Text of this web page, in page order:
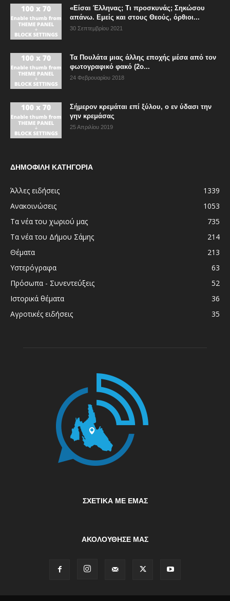
«Είσαι Έλληνας; Τι προσκυνάς; Σηκώσου
απάνω. Εμείς και στους Θεούς, όρθιοι...
30 Σεπτεμβρίου 2021
Τα Πουλάτα μιας άλλης εποχής μέσα από τον
φωτογραφικό φακό (2ο...
24 Φεβρουαρίου 2018
Σήμερον κρεμάται επί ξύλου, ο εν ύδασι την
γην κρεμάσας
25 Απριλίου 2019
ΔΗΜΟΦΙΛΗ ΚΑΤΗΓΟΡΙΑ
Άλλες ειδήσεις
1339
Ανακοινώσεις
1053
Τα νέα του χωριού μας
735
Τα νέα του Δήμου Σάμης
214
Θέματα
213
Υστερόγραφα
63
Πρόσωπα - Συνεντεύξεις
52
Ιστορικά θέματα
36
Αγροτικές ειδήσεις
35
ΣΧΕΤΙΚΆ ΜΕ ΕΜΆΣ
ΑΚΟΛΟΥΘΗΣΕ ΜΑΣ